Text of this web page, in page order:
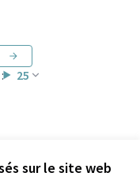
sur le site web
25